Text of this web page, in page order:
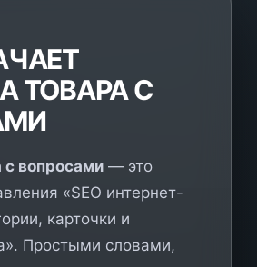
ТОВАРА С
с вопросами — это
«SEO интернет-
карточки и
Простыми словами,